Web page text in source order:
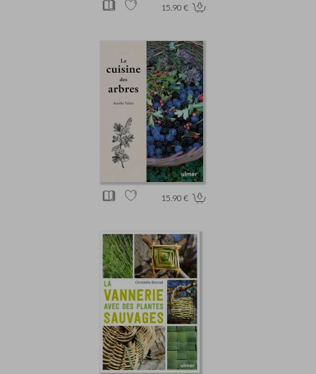
15.90 €
15.90 €